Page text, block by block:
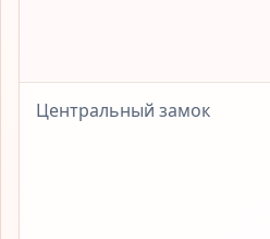
Центральный замок